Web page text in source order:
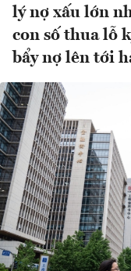
lý nợ xấu lớn
con số thua lỗ
bẩy nợ lên tới